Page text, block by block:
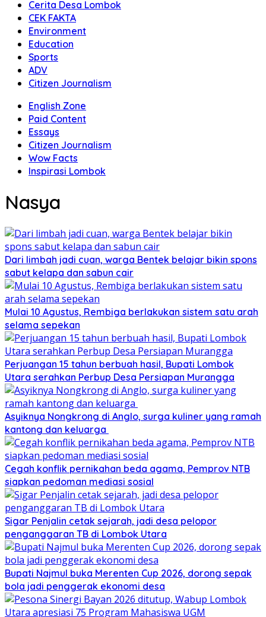
Cerita Desa Lombok
CEK FAKTA
Environment
Education
Sports
ADV
Citizen Journalism
English Zone
Paid Content
Essays
Citizen Journalism
Wow Facts
Inspirasi Lombok
Nasya
Dari limbah jadi cuan, warga Bentek belajar bikin spons
sabut kelapa dan sabun cair
Mulai 10 Agustus, Rembiga berlakukan sistem satu arah
selama sepekan
Perjuangan 15 tahun berbuah hasil, Bupati Lombok
Utara serahkan Perbup Desa Persiapan Murangga
Asyiknya Nongkrong di Anglo, surga kuliner yang ramah
kantong dan keluarga
Cegah konflik pernikahan beda agama, Pemprov NTB
siapkan pedoman mediasi sosial
Sigar Penjalin cetak sejarah, jadi desa pelopor
penganggaran TB di Lombok Utara
Bupati Najmul buka Merenten Cup 2026, dorong sepak
bola jadi penggerak ekonomi desa